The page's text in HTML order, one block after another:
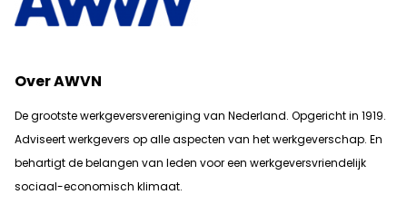
Over AWVN
De grootste werkgeversvereniging van Nederland. Opgericht in 1919.
Adviseert werkgevers op alle aspecten van het werkgeverschap. En
behartigt de belangen van leden voor een werkgeversvriendelijk
sociaal-economisch klimaat.